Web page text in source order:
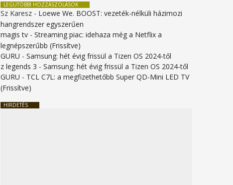
LEGUTÓBBI HOZZÁSZÓLÁSOK
Sz Karesz - Loewe We. BOOST: vezeték-nélküli házimozi
hangrendszer egyszerűen
magis tv -Streaming piac: idehaza még a Netflix a
legnépszerűbb (Frissítve)
GURU -Samsung: hét évig frissül a Tizen OS 2024-től
z legends 3 -Samsung: hét évig frissül a Tizen OS 2024-től
GURU - TCL C7L: a megfizethetőbb Super QD-Mini LED TV
(Frissítve)
HIRDETÉS